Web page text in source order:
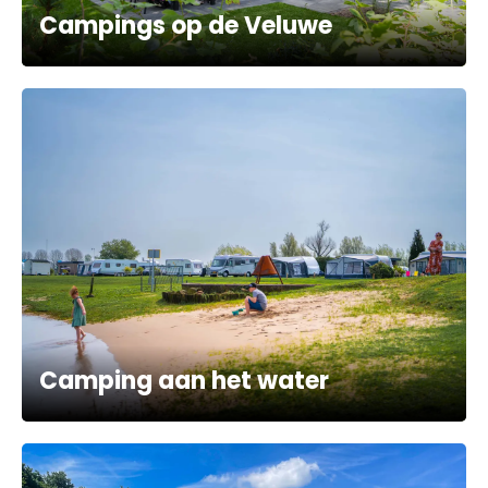
Campings op de Veluwe
Camping aan het water